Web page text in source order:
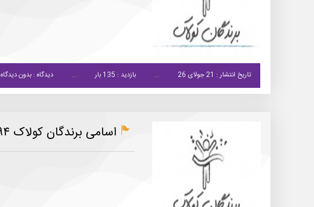
تاریخ انتشار : 21 جولای 26 بازدید : 135 بار دیدگاه : بدون دیدگاه
اسامی برندگان کولاک ۴۹۴